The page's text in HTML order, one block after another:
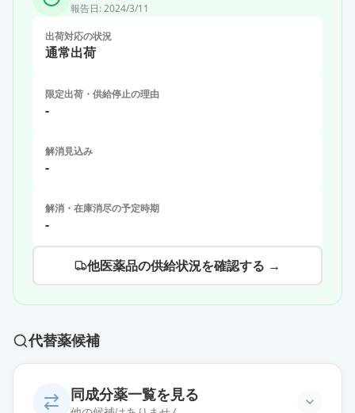
報告日: 2024/3/11
出荷対応の状況
通常出荷
限定出荷・供給停止の理由
-
解消見込み
-
解消・在庫消尽の予定時期
-
他医薬品の供給状況を確認する →
代替薬候補
同成分薬一覧を見る